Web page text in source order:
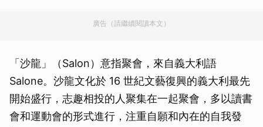
廣告（請繼續閱讀本文）
「沙龍」（Salon）意指聚會，來自義大利語
Salone。沙龍文化於 16 世紀文藝復興的義大利最先
開始盛行，志趣相投的人聚集在一起聚會，多以讀書
會和運動會的形式進行，注重自願和內在的自我發